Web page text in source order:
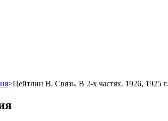
>Цейтлин В. Связь. В 2-х частях. 1926, 1925 г.